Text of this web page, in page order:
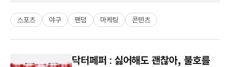
스포츠 야구 팬덤 마케팅 콘텐츠
닥터페퍼 : 싫어해도 괜찮아, 불호를